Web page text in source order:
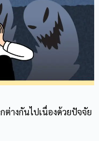
ต่างกันไปเนื่องด้วยปัจจัย